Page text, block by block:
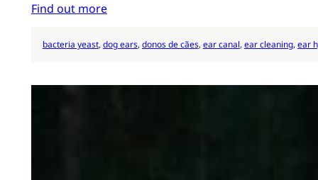
Find out more
bacteria yeast, dog ears, donos de cães, ear canal, ear cleaning, ear